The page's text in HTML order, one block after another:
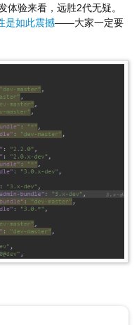
验来看，远胜2代无疑。
是如此震撼——大家一定要